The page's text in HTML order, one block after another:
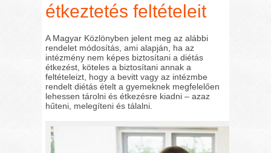
étkeztetés feltételeit
A Magyar Közlönyben jelent meg az alábbi
rendelet módosítás, ami alapján, ha az
intézmény nem képes biztosítani a diétás
étkezést, köteles a biztosítani annak a
feltételeizt, hogy a bevitt vagy az intézmbe
rendelt diétás ételt a gyemeknek megfelelően
lehessen tárolni és étkezésre kiadni – azaz
hűteni, melegíteni és tálalni.